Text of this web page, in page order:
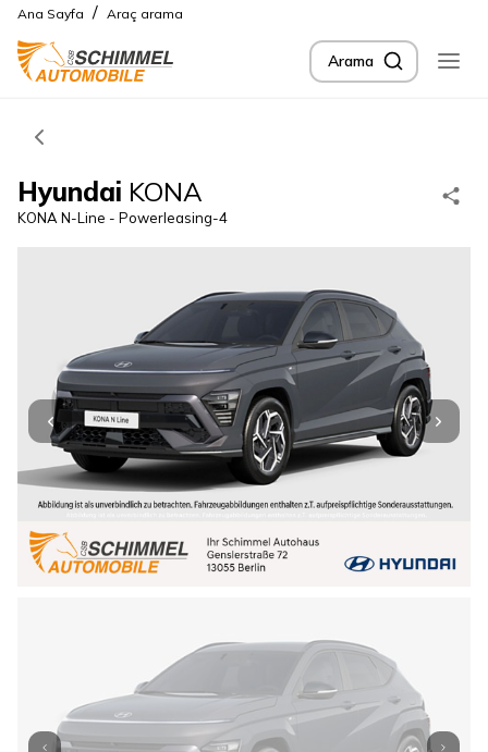
Ana Sayfa / Araç arama
Arama
Hyundai KONA
KONA N-Line - Powerleasing-4